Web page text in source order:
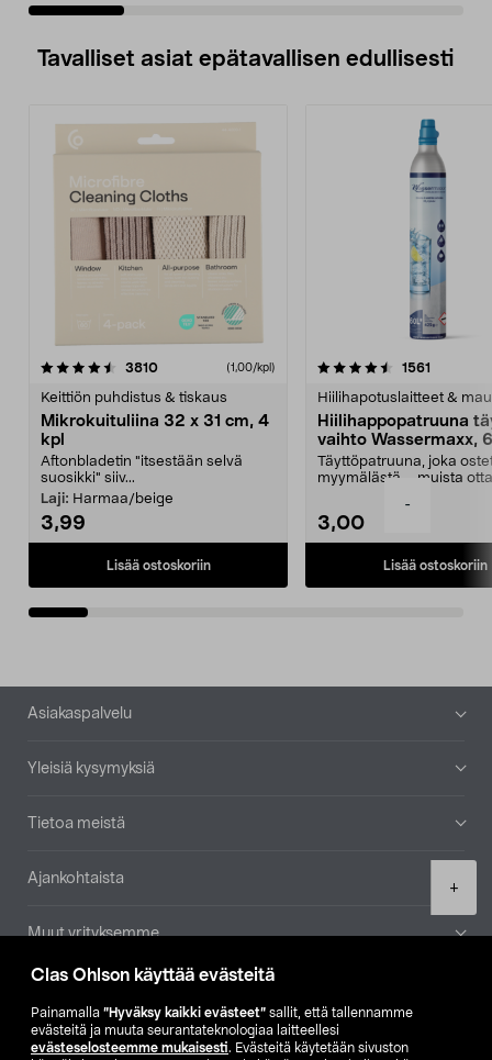
Clas Ohlson käyttää evästeitä
Painamalla ”Hyväksy kaikki evästeet” sallit, että tallennamme
evästeitä ja muuta seurantateknologiaa laitteellesi
evästeselosteemme mukaisesti. Evästeitä käytetään sivuston
-
+
Tavalliset asiat epätavallisen edullisesti
3810arvostelut (1,00/kpl)
Keittiön puhdistus & tiskaus
Mikrokuituliina 32 x 31 cm, 4
kpl
Aftonbladetin "itsestään selvä
suosikki" siiv...
Laji: Harmaa/beige
3,99
Lisää ostoskoriin
4.5viidestä
1561
Hiilihapotuslaitteet &
Hiilihappopatruuna
vaihto Wassermaxx,
Täyttöpatruuna, joka
myymälästä – muista
3,00
Lisää ostoskoriin
4.5viidestä
Alatunniste
Asiakaspalvelu
Yleisiä kysymyksiä
Tietoa meistä
Ajankohtaista
Muut yrityksemme
Etsi myymälä
SE NO FI